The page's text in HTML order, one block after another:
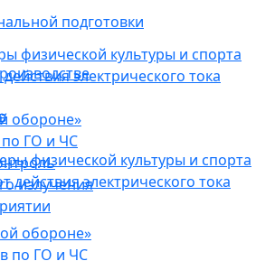
физической культуры и спорта
электрического тока
обороне»
ГО и ЧС
излучения
подготовки
физической культуры и спорта
электрического тока
обороне»
по ГО и ЧС